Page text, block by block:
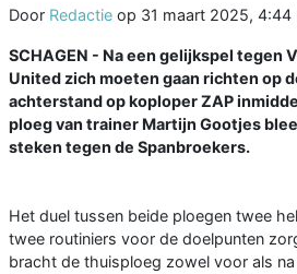
Door Redactie op 31 maart 2025, 4:44
SCHAGEN - Na een gelijkspel tegen
United zich moeten gaan richten op
achterstand op koploper ZAP
ploeg van trainer Martijn Gootjes
steken tegen de Spanbroekers.
Het duel tussen beide ploegen twee
twee routiniers voor de doelpunten
bracht de thuisploeg zowel voor als